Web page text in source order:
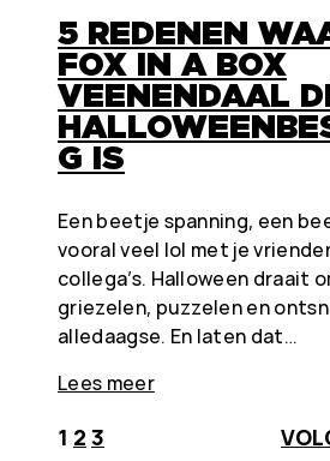
5 REDENEN
FOX IN A BOX
VEENENDAAL
G IS
Een beetje spanning, een
vooral veel lol met je
collega’s. Halloween draait
griezelen, puzzelen en
alledaagse. En laten dat…
Lees meer
1 2 3